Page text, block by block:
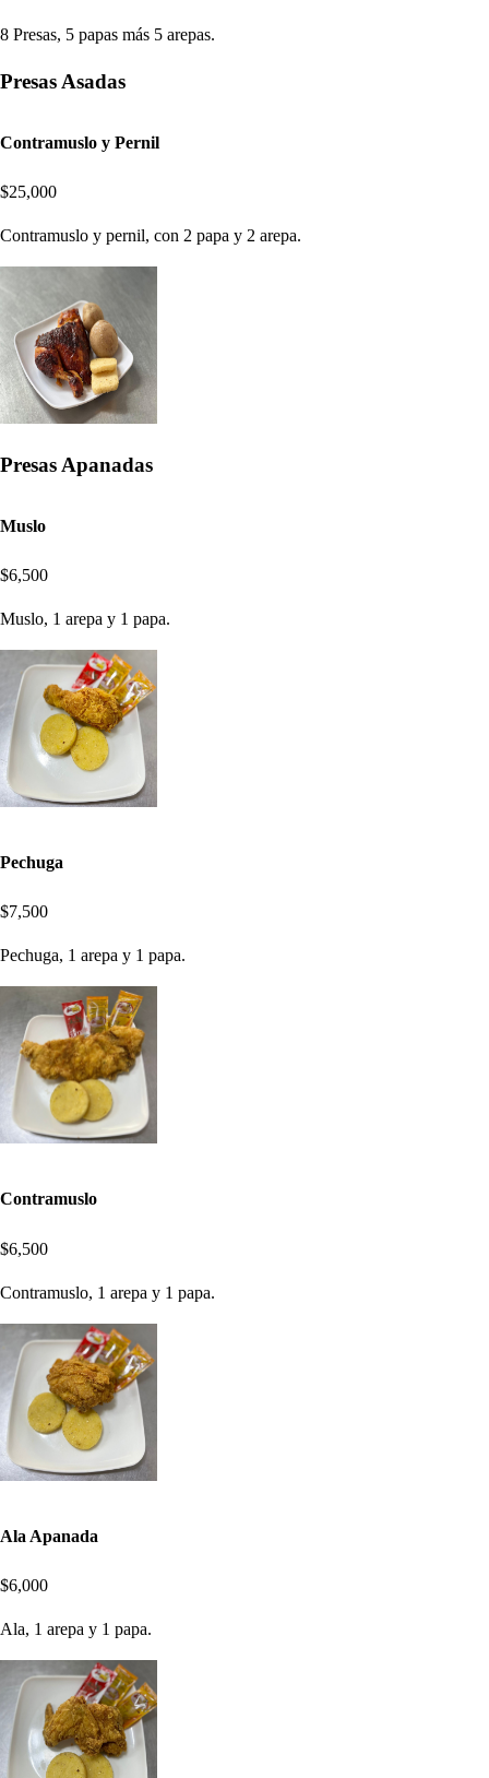
8 Presas, 5 papas más 5 arepas.
Presas Asadas
Contramuslo y Pernil
$25,000
Contramuslo y pernil, con 2 papa y 2 arepa.
Presas Apanadas
Muslo
$6,500
Muslo, 1 arepa y 1 papa.
Pechuga
$7,500
Pechuga, 1 arepa y 1 papa.
Contramuslo
$6,500
Contramuslo, 1 arepa y 1 papa.
Ala Apanada
$6,000
Ala, 1 arepa y 1 papa.